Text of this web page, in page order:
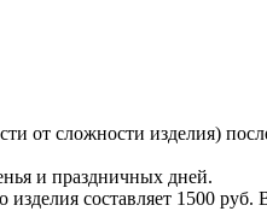
от сложности изделия)
и праздничных дней.
составляет 1500 руб.